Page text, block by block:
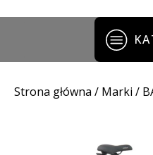
Strona główna / Marki /